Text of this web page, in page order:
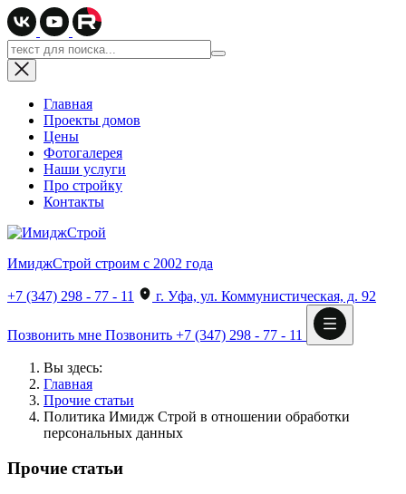
Главная
Проекты домов
Цены
Фотогалерея
Наши услуги
Про стройку
Контакты
ИмиджСтрой строим с 2002 года
+7 (347) 298 - 77 - 11 г. Уфа, ул. Коммунистическая, д. 92
Позвонить мне Позвонить +7 (347) 298 - 77 - 11
Вы здесь:
Главная
Прочие статьи
Политика Имидж Строй в отношении обработки
персональных данных
Прочие статьи